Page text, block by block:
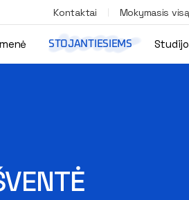
Kontaktai Mokymasis
STOJANTIESIEMS